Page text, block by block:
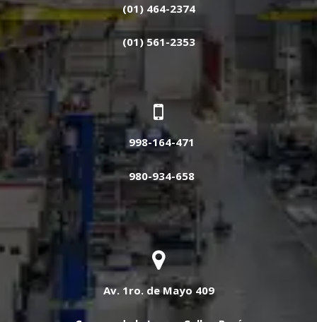
(01) 464-2374
(01) 561-2353
998-164-471
980-934-658
Av. 1ro. de Mayo 409